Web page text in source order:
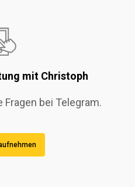
mit Christoph
Fragen bei Telegram.